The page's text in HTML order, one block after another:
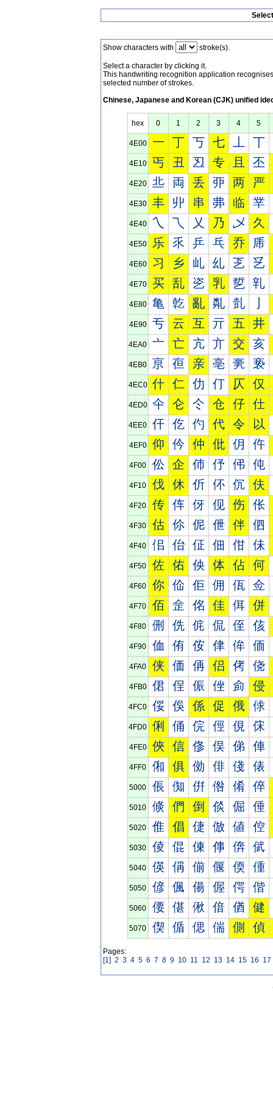
Show characters with stroke(s).
Select a character by clicking it.
This handwriting recognition application
selected number of strokes.
Chinese, Japanese and Korean (CJK) unified
hex 0 1 2 3 4 5
4E00 一 丁 丂 七 丅
4E10 丐 丑 丒 专 且 丕
4E20 丠 両 丢 丣 两 严
4E30 丰 丱 串 丳 临 丵
4E40 乀 乁 乂 乃 乄 久
4E50 乐 乑 乒 乓 乔 乕
4E60 习 乡 乢 乣 乤 乥
4E70 买 乱 乲 乳 乴 乵
4E80 亀 亁 亂 亃 亄
4E90 亐 云 互 亓 五 井
4EA0 亠 亡 亢 亣 交 亥
4EB0 亰 亱 亲 亳 亴 亵
4EC0 什 仁 仂 仃 仄 仅
4ED0 仐 仑 仒 仓 仔 仕
4EE0 仠 仡 仢 代 令 以
4EF0 仰 仱 仲 仳 仴 仵
4F00 伀 企 伂 伃 伄 伅
4F10 伐 休 伒 伓 伔 伕
4F20 传 伡 伢 伣 伤 伥
4F30 估 伱 伲 伳 伴 伵
4F40 佀 佁 佂 佃 佄 佅
4F50 佐 佑 佒 体 佔 何
4F60 你 佡 佢 佣 佤 佥
4F70 佰 佱 佲 佳 佴 併
4F80 侀 侁 侂 侃 侄 侅
4F90 侐 侑 侒 侓 侔 侕
4FA0 侠 価 侢 侣 侤 侥
4FB0 侰 侱 侲 侳 侴 侵
4FC0 俀 俁 係 促 俄 俅
4FD0 俐 俑 俒 俓 俔 俕
4FE0 俠 信 俢 俣 俤 俥
4FF0 俰 俱 俲 俳 俴 俵
5000 倀 倁 倂 倃 倄 倅
5010 倐 們 倒 倓 倔 倕
5020 倠 倡 倢 倣 値 倥
5030 倰 倱 倲 倳 倴 倵
5040 偀 偁 偂 偃 偄 偅
5050 偐 偑 偒 偓 偔 偕
5060 偠 偡 偢 偣 偤 健
5070 偰 偱 偲 偳 側 偵
Pages:
[1] 2 3 4 5 6 7 8 9 10 11 12 13 14 15 16 17